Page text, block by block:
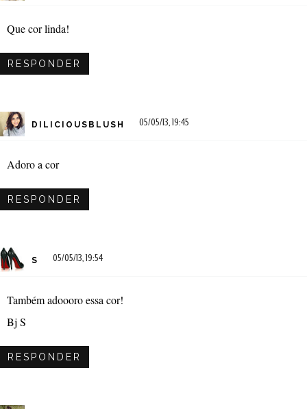
Que cor linda!
RESPONDER
DILICIOUSBLUSH 05/05/13, 19:45
Adoro a cor
RESPONDER
S 05/05/13, 19:54
Também adoooro essa cor!
Bj S
RESPONDER